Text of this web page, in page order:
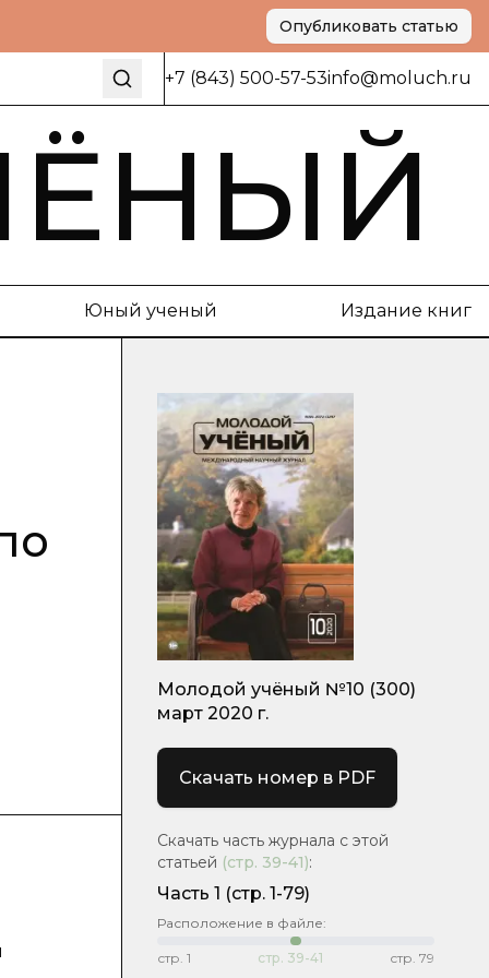
Опубликовать статью
+7 (843) 500-57-53info@moluch.ru
Юный ученый Издание книг
Молодой учёный №10 (300)
март 2020 г.
Скачать номер в PDF
Скачать часть журнала с этой
статьей (стр. 39-41):
Часть 1 (стр. 1-79)
Расположение в файле:
стр. 1 стр. 39-41 стр. 79